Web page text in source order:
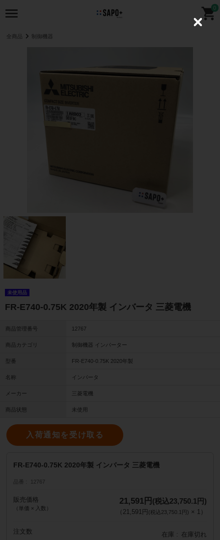
0
全商品 制御機器
未使用品
FR-E740-0.75K 2020年製 インバータ 三菱電機
商品管理番号 12767
商品カテゴリ 制御機器 インバーター
型番 FR-E740-0.75K 2020年製
名称 インバータ
メーカー 三菱電機
商品状態 未使用
入荷通知を受け取る
FR-E740-0.75K 2020年製 インバータ 三菱電機
品番 12767
販売価格
（単価 × 入数）
21,591円 (税込23,750.1円)
（ 21,591円 (税込23,750.1円) × 1）
注文数 在庫 在庫切れ
C